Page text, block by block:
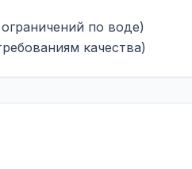
по воде)
качества)